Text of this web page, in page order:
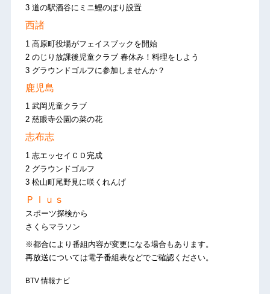
3 道の駅酒谷にミニ鯉のぼり設置
西諸
1 高原町役場がフェイスブックを開始
2 のじり放課後児童クラブ 春休み！料理をしよう
3 グラウンドゴルフに参加しませんか？
鹿児島
1 武岡児童クラブ
2 慈眼寺公園の菜の花
志布志
1 志エッセイＣＤ完成
2 グラウンドゴルフ
3 松山町尾野見に咲くれんげ
Ｐｌｕｓ
スポーツ探検から
さくらマラソン
※都合により番組内容が変更になる場合もあります。
再放送については電子番組表などでご確認ください。
BTV 情報ナビ